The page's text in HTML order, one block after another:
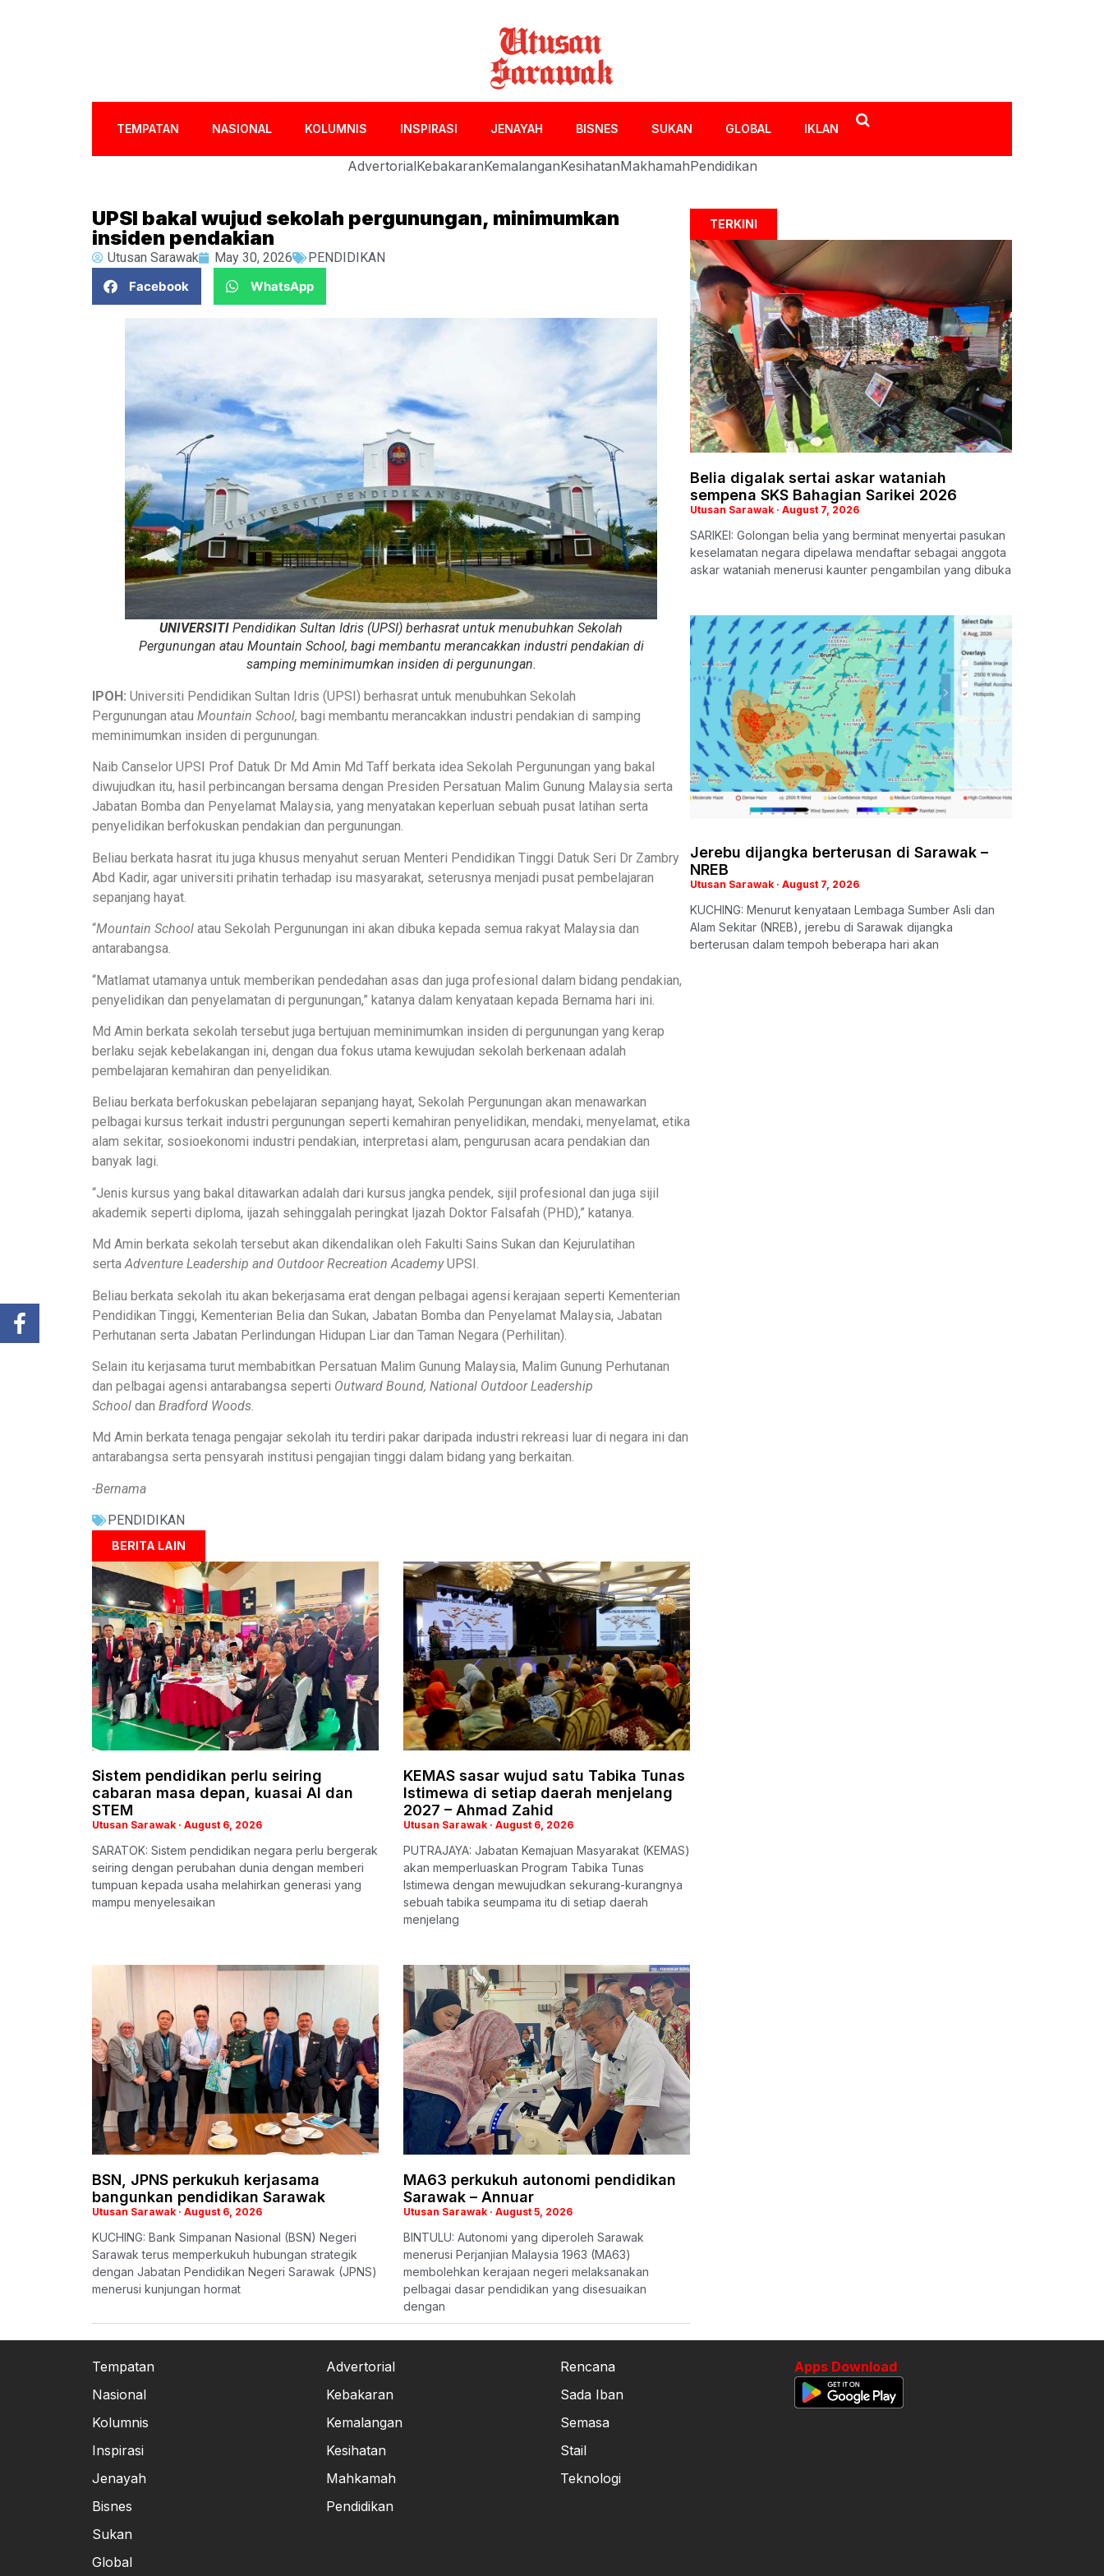
TEMPATAN NASIONAL KOLUMNIS INSPIRASI JENAYAH BISNES SUKAN GLOBAL IKLAN
AdvertorialKebakaranKemalanganKesihatanMakhamahPendidikan
UPSI bakal wujud sekolah pergunungan, minimumkan
insiden pendakian
Utusan Sarawak May 30, 2026
PENDIDIKAN
Facebook
WhatsApp
UNIVERSITI Pendidikan Sultan Idris (UPSI) berhasrat untuk menubuhkan Sekolah
Pergunungan atau Mountain School, bagi membantu merancakkan industri pendakian di
samping meminimumkan insiden di pergunungan.
IPOH: Universiti Pendidikan Sultan Idris (UPSI) berhasrat untuk menubuhkan Sekolah
Pergunungan atau Mountain School, bagi membantu merancakkan industri pendakian di samping
meminimumkan insiden di pergunungan.
Naib Canselor UPSI Prof Datuk Dr Md Amin Md Taff berkata idea Sekolah Pergunungan yang bakal
diwujudkan itu, hasil perbincangan bersama dengan Presiden Persatuan Malim Gunung Malaysia serta
Jabatan Bomba dan Penyelamat Malaysia, yang menyatakan keperluan sebuah pusat latihan serta
penyelidikan berfokuskan pendakian dan pergunungan.
Beliau berkata hasrat itu juga khusus menyahut seruan Menteri Pendidikan Tinggi Datuk Seri Dr Zambry
Abd Kadir, agar universiti prihatin terhadap isu masyarakat, seterusnya menjadi pusat pembelajaran
sepanjang hayat.
“Mountain School atau Sekolah Pergunungan ini akan dibuka kepada semua rakyat Malaysia dan
antarabangsa.
“Matlamat utamanya untuk memberikan pendedahan asas dan juga profesional dalam bidang pendakian,
penyelidikan dan penyelamatan di pergunungan,” katanya dalam kenyataan kepada Bernama hari ini.
Md Amin berkata sekolah tersebut juga bertujuan meminimumkan insiden di pergunungan yang kerap
berlaku sejak kebelakangan ini, dengan dua fokus utama kewujudan sekolah berkenaan adalah
pembelajaran kemahiran dan penyelidikan.
Beliau berkata berfokuskan pebelajaran sepanjang hayat, Sekolah Pergunungan akan menawarkan
pelbagai kursus terkait industri pergunungan seperti kemahiran penyelidikan, mendaki, menyelamat, etika
alam sekitar, sosioekonomi industri pendakian, interpretasi alam, pengurusan acara pendakian dan
banyak lagi.
“Jenis kursus yang bakal ditawarkan adalah dari kursus jangka pendek, sijil profesional dan juga sijil
akademik seperti diploma, ijazah sehinggalah peringkat Ijazah Doktor Falsafah (PHD),” katanya.
Md Amin berkata sekolah tersebut akan dikendalikan oleh Fakulti Sains Sukan dan Kejurulatihan
sertaAdventure Leadership and Outdoor Recreation AcademyUPSI.
Beliau berkata sekolah itu akan bekerjasama erat dengan pelbagai agensi kerajaan seperti Kementerian
Pendidikan Tinggi, Kementerian Belia dan Sukan, Jabatan Bomba dan Penyelamat Malaysia, Jabatan
Perhutanan serta Jabatan Perlindungan Hidupan Liar dan Taman Negara (Perhilitan).
Selain itu kerjasama turut membabitkan Persatuan Malim Gunung Malaysia, Malim Gunung Perhutanan
dan pelbagai agensi antarabangsa seperti Outward Bound, National Outdoor Leadership
School dan Bradford Woods.
Md ‎Amin berkata tenaga pengajar sekolah itu terdiri pakar daripada industri rekreasi luar di negara ini dan
antarabangsa serta pensyarah institusi pengajian tinggi dalam bidang yang berkaitan.
-Bernama
PENDIDIKAN
BERITA LAIN
Sistem pendidikan perlu seiring
cabaran masa depan, kuasai AI dan
STEM
Utusan Sarawak August 6, 2026
SARATOK: Sistem pendidikan negara perlu bergerak
seiring dengan perubahan dunia dengan memberi
tumpuan kepada usaha melahirkan generasi yang
mampu menyelesaikan
KEMAS sasar wujud satu Tabika Tunas
Istimewa di setiap daerah menjelang
2027 – Ahmad Zahid
Utusan Sarawak August 6, 2026
PUTRAJAYA: Jabatan Kemajuan Masyarakat (KEMAS)
akan memperluaskan Program Tabika Tunas
Istimewa dengan mewujudkan sekurang-kurangnya
sebuah tabika seumpama itu di setiap daerah
menjelang
BSN, JPNS perkukuh kerjasama
bangunkan pendidikan Sarawak
Utusan Sarawak August 6, 2026
KUCHING: Bank Simpanan Nasional (BSN) Negeri
Sarawak terus memperkukuh hubungan strategik
dengan Jabatan Pendidikan Negeri Sarawak (JPNS)
menerusi kunjungan hormat
MA63 perkukuh autonomi pendidikan
Sarawak – Annuar
Utusan Sarawak August 5, 2026
BINTULU: Autonomi yang diperoleh Sarawak
menerusi Perjanjian Malaysia 1963 (MA63)
membolehkan kerajaan negeri melaksanakan
pelbagai dasar pendidikan yang disesuaikan
dengan
TERKINI
Belia digalak sertai askar wataniah
sempena SKS Bahagian Sarikei 2026
Utusan Sarawak August 7, 2026
SARIKEI: Golongan belia yang berminat menyertai pasukan
keselamatan negara dipelawa mendaftar sebagai anggota
askar wataniah menerusi kaunter pengambilan yang dibuka
Jerebu dijangka berterusan di Sarawak –
NREB
Utusan Sarawak August 7, 2026
KUCHING: Menurut kenyataan Lembaga Sumber Asli dan
Alam Sekitar (NREB), jerebu di Sarawak dijangka
berterusan dalam tempoh beberapa hari akan
Tempatan
Nasional
Kolumnis
Inspirasi
Jenayah
Bisnes
Sukan
Global
Advertorial
Kebakaran
Kemalangan
Kesihatan
Mahkamah
Pendidikan
Rencana
Sada Iban
Semasa
Stail
Teknologi
Apps Download